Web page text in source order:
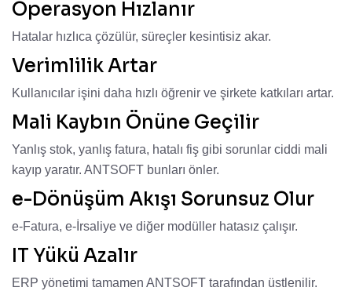
Operasyon Hızlanır
Hatalar hızlıca çözülür, süreçler kesintisiz akar.
Verimlilik Artar
Kullanıcılar işini daha hızlı öğrenir ve şirkete katkıları artar.
Mali Kaybın Önüne Geçilir
Yanlış stok, yanlış fatura, hatalı fiş gibi sorunlar ciddi mali
kayıp yaratır. ANTSOFT bunları önler.
e-Dönüşüm Akışı Sorunsuz Olur
e-Fatura, e-İrsaliye ve diğer modüller hatasız çalışır.
IT Yükü Azalır
ERP yönetimi tamamen ANTSOFT tarafından üstlenilir.